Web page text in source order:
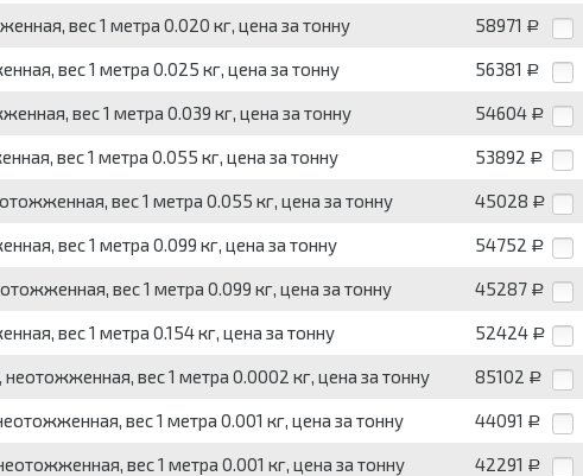
вес 1 метра 0.020 кг, цена за тонну 58971 Р
вес 1 метра 0.025 кг, цена за тонну 56381 Р
вес 1 метра 0.039 кг, цена за тонну 54604 Р
вес 1 метра 0.055 кг, цена за тонну 53892 Р
вес 1 метра 0.055 кг, цена за тонну 45028 Р
вес 1 метра 0.099 кг, цена за тонну 54752 Р
вес 1 метра 0.099 кг, цена за тонну 45287 Р
вес 1 метра 0.154 кг, цена за тонну 52424 Р
вес 1 метра 0.0002 кг, цена за тонну 85102 Р
вес 1 метра 0.001 кг, цена за тонну 44091 Р
вес 1 метра 0.001 кг, цена за тонну 42291 Р